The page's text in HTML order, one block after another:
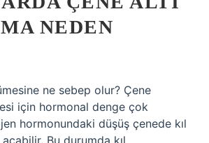
NEDEN
ne sebep olur? Çene
için hormonal denge çok
hormonundaki düşüş çenede kıl
Bu durumda kıl